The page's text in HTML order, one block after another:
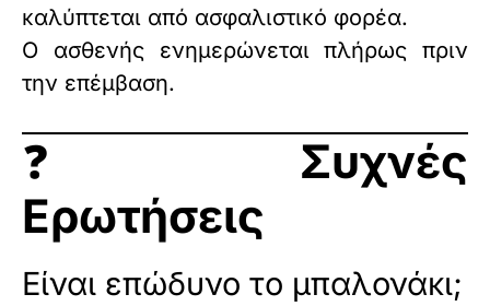
καλύπτεται από ασφαλιστικό φορέα.
Ο ασθενής ενημερώνεται πλήρως πριν
την επέμβαση.
❓ Συχνές
Ερωτήσεις
Είναι επώδυνο το μπαλονάκι;